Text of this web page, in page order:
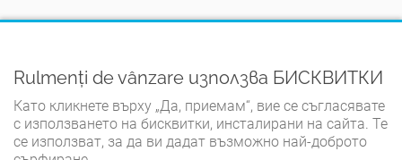
ПОЛИТИКА ЗА ПОВЕРИТЕЛНОСТ
ПОЛИТИКА ЗА БИСКВИТКИ
КОНТАКТ
Rulmenți de vânzare използва БИСКВИТКИ
Като кликнете върху „Да, приемам“, вие се съгласявате
с използването на бисквитки, инсталирани на сайта. Те
се използват, за да ви дадат възможно най-доброто